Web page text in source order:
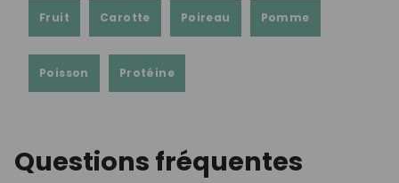
Fruit Carotte Poireau Pomme
Poisson Protéine
Questions fréquentes